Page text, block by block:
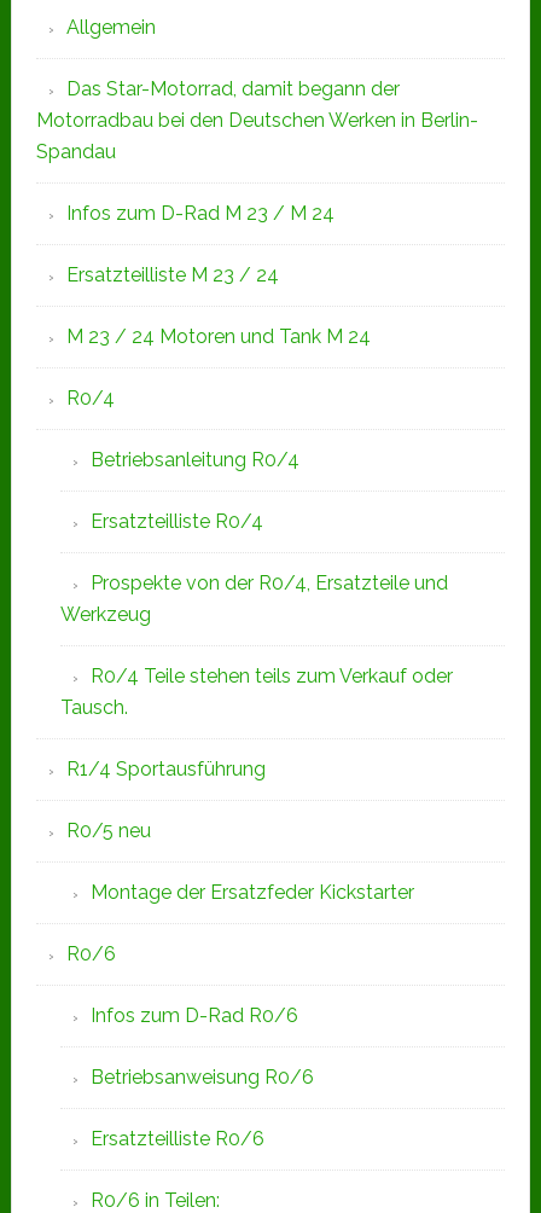
Allgemein
Das Star-Motorrad, damit begann der
Motorradbau bei den Deutschen Werken in Berlin-
Spandau
Infos zum D-Rad M 23 / M 24
Ersatzteilliste M 23 / 24
M 23 / 24 Motoren und Tank M 24
R0/4
Betriebsanleitung R0/4
Ersatzteilliste R0/4
Prospekte von der R0/4, Ersatzteile und
Werkzeug
R0/4 Teile stehen teils zum Verkauf oder
Tausch.
R1/4 Sportausführung
R0/5 neu
Montage der Ersatzfeder Kickstarter
R0/6
Infos zum D-Rad R0/6
Betriebsanweisung R0/6
Ersatzteilliste R0/6
R0/6 in Teilen: